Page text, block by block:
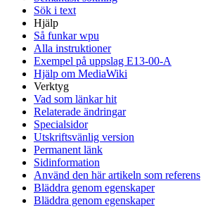
Sök i text
Hjälp
Så funkar wpu
Alla instruktioner
Exempel på uppslag E13-00-A
Hjälp om MediaWiki
Verktyg
Vad som länkar hit
Relaterade ändringar
Specialsidor
Utskriftsvänlig version
Permanent länk
Sidinformation
Använd den här artikeln som referens
Bläddra genom egenskaper
Bläddra genom egenskaper